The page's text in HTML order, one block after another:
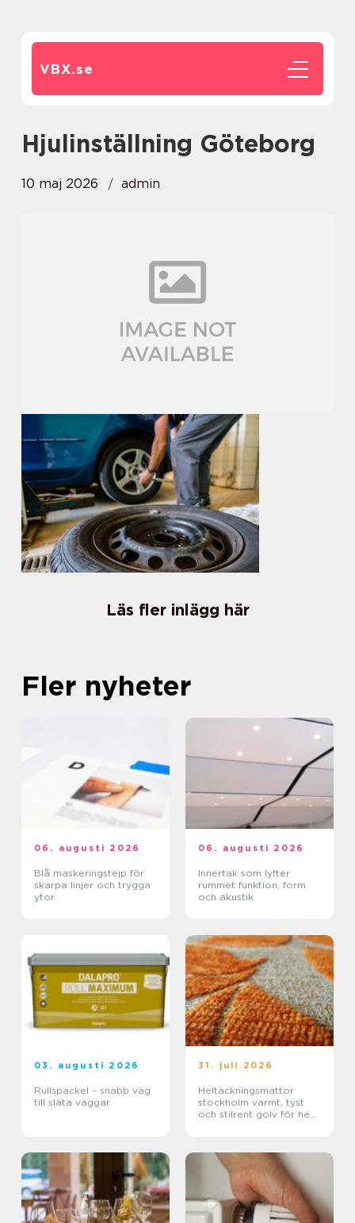
VBX.se
hjulinställning Göteborg
10 maj 2026 admin
Läs fler inlägg här
Fler nyheter
06. augusti 2026
Blå maskeringstejp för
skarpa linjer och trygga
ytor
06. augusti 2026
Innertak som lyfter
rummet funktion, form
och akustik
03. augusti 2026
Rullspackel – snabb väg
till släta väggar
31. juli 2026
Heltäckningsmattor
stockholm varmt, tyst
och stilrent golv för hem